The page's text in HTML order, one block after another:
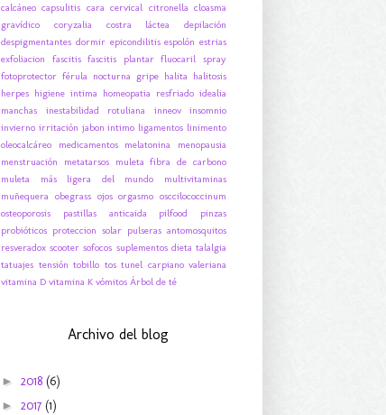
calcáneo capsulitis cara cervical citronella cloasma
gravídico
coryzalia costra láctea
depilación
despigmentantes dormir epicondilitis espolón estrias
exfoliacion
fascitis fascitis plantar fluocaril spray
fotoprotector férula nocturna gripe halita halitosis
herpes higiene intima homeopatia resfriado idealia
manchas
inestabilidad rotuliana inneov
insomnio
invierno irritación jabon intimo ligamentos linimento
oleocalcáreo
medicamentos melatonina
menopausia
menstruación
metatarsos muleta fibra de carbono
muleta más ligera del mundo
multivitaminas
muñequera obegrass ojos orgasmo osccilococcinum
osteoporosis
pastillas anticaida pilfood
pinzas
probióticos proteccion solar pulseras antomosquitos
resveradox scooter sofocos suplementos dieta talalgia
tatuajes tensión tobillo tos tunel carpiano valeriana
vitamina D vitamina K vómitos Árbol de té
Archivo del blog
► 2018 (6)
► 2017 (1)